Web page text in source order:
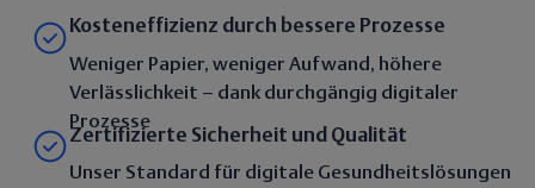
Kosteneffizienz durch bessere Prozesse
Weniger Papier, weniger Aufwand, höhere
Verlässlichkeit – dank durchgängig digitaler
Prozesse
Zertifizierte Sicherheit und Qualität
Unser Standard für digitale Gesundheitslösungen